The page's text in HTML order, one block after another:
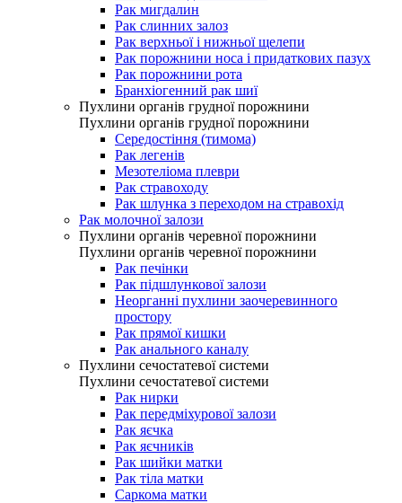
Рак мигдалин
Рак слинних залоз
Рак верхньої і нижньої щелепи
Рак порожнини носа і придаткових пазух
Рак порожнини рота
Бранхіогенний рак шиї
Пухлини органів грудної порожнини
Пухлини органів грудної порожнини
Середостіння (тимома)
Рак легенів
Мезотеліома плеври
Рак стравоходу
Рак шлунка з переходом на стравохід
Рак молочної залози
Пухлини органів черевної порожнини
Пухлини органів черевної порожнини
Рак печінки
Рак підшлункової залози
Неорганні пухлини заочеревинного
простору
Рак прямої кишки
Рак анального каналу
Пухлини сечостатевої системи
Пухлини сечостатевої системи
Рак нирки
Рак передміхурової залози
Рак яєчка
Рак яєчників
Рак шийки матки
Рак тіла матки
Саркома матки